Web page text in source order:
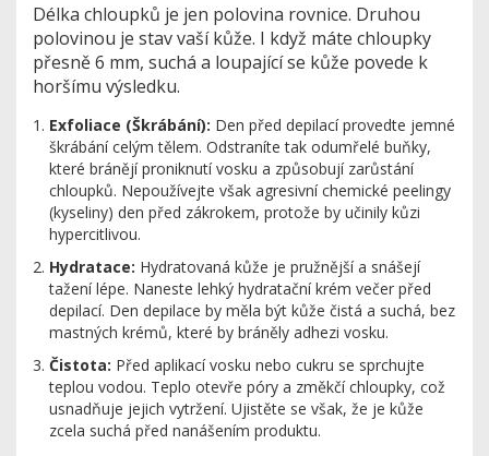
Délka chloupků je jen polovina rovnice. Druhou
polovinou je stav vaší kůže. I když máte chloupky
přesně 6 mm, suchá a loupající se kůže povede k
horšímu výsledku.
Exfoliace (Škrábání): Den před depilací provedte jemné
škrábání celým tělem. Odstraníte tak odumřelé buňky,
které bránějí proniknutí vosku a způsobují zarůstání
chloupků. Nepoužívejte však agresivní chemické peelingy
(kyseliny) den před zákrokem, protože by učinily kůzi
hypercitlivou.
Hydratace: Hydratovaná kůže je pružnější a snášejí
tažení lépe. Naneste lehký hydratační krém večer před
depilací. Den depilace by měla být kůže čistá a suchá, bez
mastných krémů, které by bráněly adhezi vosku.
Čistota: Před aplikací vosku nebo cukru se sprchujte
teplou vodou. Teplo otevře póry a změkčí chloupky, což
usnadňuje jejich vytržení. Ujistěte se však, že je kůže
zcela suchá před nanášením produktu.